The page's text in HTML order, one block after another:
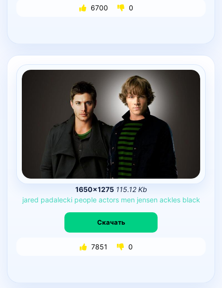
6700 0
1650×1275 115.12 Kb
jared padalecki people actors men jensen ackles black
Скачать
7851 0